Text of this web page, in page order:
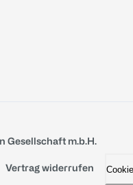
Gesellschaft m.b.H.
Vertrag widerrufen